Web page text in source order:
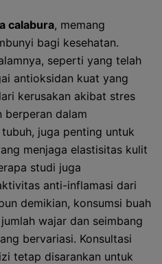
calabura, memang
bagi kesehatan.
seperti yang telah
antioksidan kuat yang
kerusakan akibat stres
berperan dalam
juga penting untuk
menjaga elastisitas kulit
studi juga
anti-inflamasi dari
demikian, konsumsi buah
wajar dan seimbang
bervariasi. Konsultasi
tetap disarankan untuk